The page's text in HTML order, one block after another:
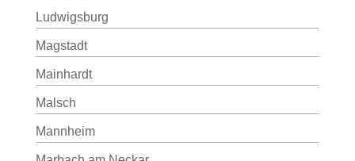
Ludwigsburg
Magstadt
Mainhardt
Malsch
Mannheim